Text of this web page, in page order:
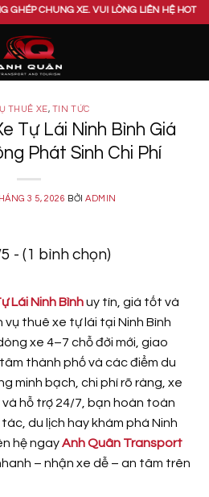
XE. VUI LÒNG LIÊN HỆ HOTLINE
THUÊ XE, TIN TỨC
Tự Lái Ninh Bình Giá
Phát Sinh Chi Phí
3 5, 2026 BỞIADMIN
- (1 bình chọn)
Lái Ninh Bìnhuy tín, giá tốt và
thuê xe tự lái tại Ninh Bình
xe 4–7 chỗ đời mới, giao
thành phố và các điểm du
minh bạch, chi phí rõ ràng, xe
hỗ trợ 24/7, bạn hoàn toàn
du lịch hay khám phá Ninh
hệ ngayAnh Quân Transport
– nhận xe dễ – an tâm trên